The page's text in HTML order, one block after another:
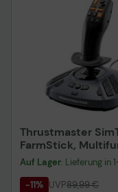
Thrustmaster
FarmStick,
Joystick für
Auf Lager: Lieferung in
-11% UVP89,99 €